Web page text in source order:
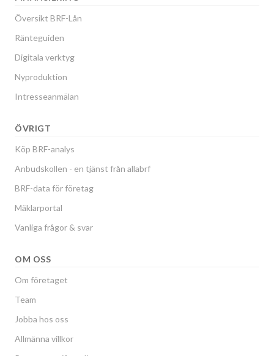
Översikt BRF-Lån
Ränteguiden
Digitala verktyg
Nyproduktion
Intresseanmälan
ÖVRIGT
Köp BRF-analys
Anbudskollen - en tjänst från allabrf
BRF-data för företag
Mäklarportal
Vanliga frågor & svar
OM OSS
Om företaget
Team
Jobba hos oss
Allmänna villkor